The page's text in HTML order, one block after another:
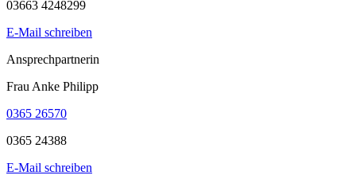
03663 4248299
E-Mail schreiben
Ansprechpartnerin
Frau Anke Philipp
0365 26570
0365 24388
E-Mail schreiben